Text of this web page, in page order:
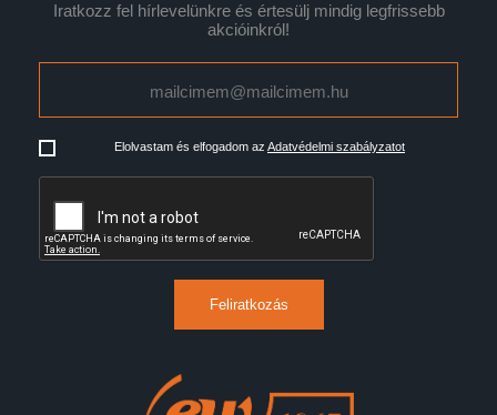
Iratkozz fel hírlevelünkre és értesülj mindig legfrissebb
akcióinkról!
Elolvastam és elfogadom az Adatvédelmi szabályzatot
Feliratkozás